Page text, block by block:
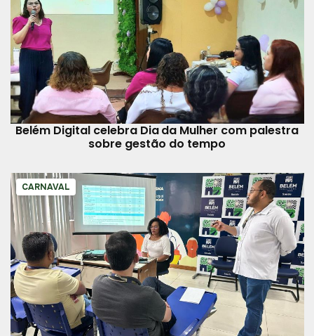
Belém Digital celebra Dia da Mulher com palestra
sobre gestão do tempo
CARNAVAL